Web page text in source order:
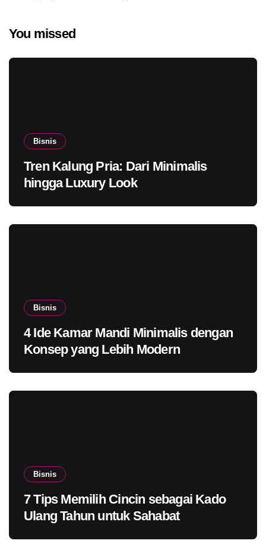
You missed
Bisnis
Tren Kalung Pria: Dari Minimalis
hingga Luxury Look
Bisnis
4 Ide Kamar Mandi Minimalis dengan
Konsep yang Lebih Modern
Bisnis
7 Tips Memilih Cincin sebagai Kado
Ulang Tahun untuk Sahabat